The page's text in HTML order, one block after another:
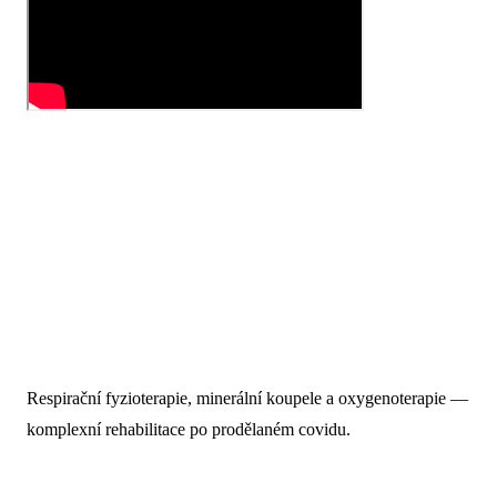
Respirační fyzioterapie, minerální koupele a oxygenoterapie —
komplexní rehabilitace po prodělaném covidu.